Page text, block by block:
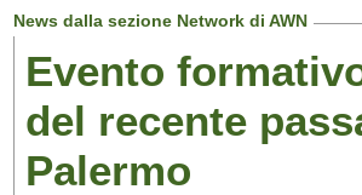
News dalla sezione Network di AWN
Evento
del recente
Palermo